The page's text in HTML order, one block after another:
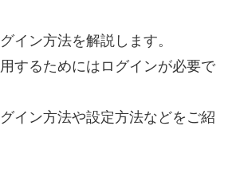
イン方法を解説します。
するためにはログインが必要で
イン方法や設定方法などをご紹